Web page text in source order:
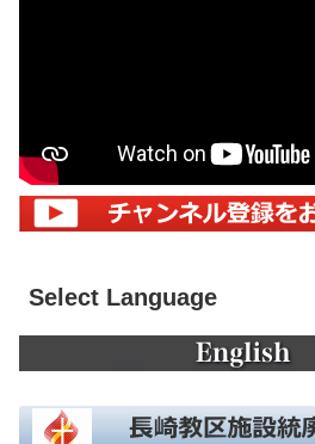
Select Language